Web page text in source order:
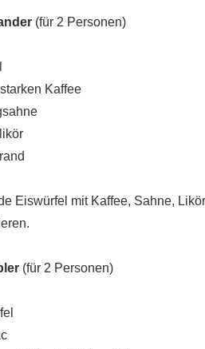
(für 2 Personen)
Kaffee
Eiswürfel mit Kaffee, Sahne,
(für 2 Personen)